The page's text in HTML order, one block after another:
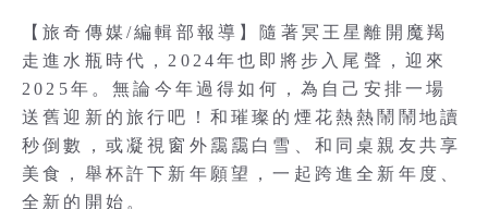
【旅奇傳媒/編輯部報導】隨著冥王星離開魔羯
走進水瓶時代，2024年也即將步入尾聲，迎來
2025年。無論今年過得如何，為自己安排一場
送舊迎新的旅行吧！和璀璨的煙花熱熱鬧鬧地讀
秒倒數，或凝視窗外靄靄白雪、和同桌親友共享
美食，舉杯許下新年願望，一起跨進全新年度、
全新的開始。